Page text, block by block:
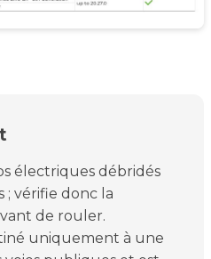
électriques débridés
; vérifie donc la
de rouler.
uniquement à une